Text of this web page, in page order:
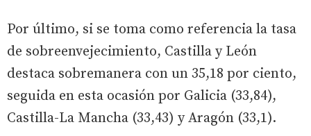
Por último, si se toma como referencia la tasa
de sobreenvejecimiento, Castilla y León
destaca sobremanera con un 35,18 por ciento,
seguida en esta ocasión por Galicia (33,84),
Castilla-La Mancha (33,43) y Aragón (33,1).